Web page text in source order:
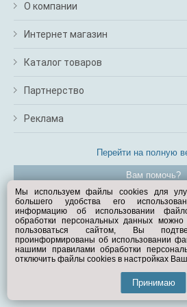
О компании
Интернет магазин
Каталог товаров
Партнерство
Реклама
Перейти на полную
Вам помочь?
© Exist.ru
Мы используем файлы cookies для
большего удобства его
информацию об использовании
обработки персональных данных
пользоваться сайтом, Вы
проинформированы об использовании
нашими правилами обработки
отключить файлы cookies в настройках
Принимаю